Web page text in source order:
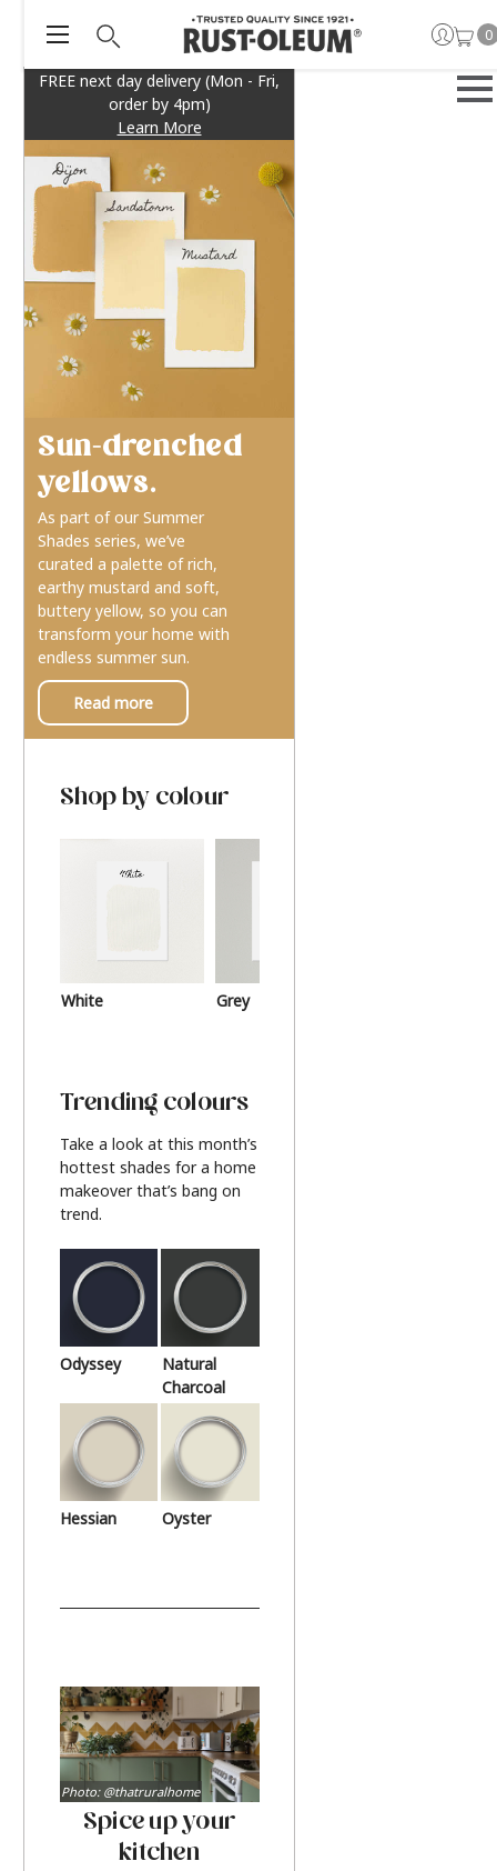
FREE next day delivery (Mon - Fri,
order by 4pm)
Learn More
0
Sun-drenched
yellows.
As part of our Summer
Shades series, we’ve
curated a palette of rich,
earthy mustard and soft,
buttery yellow, so you can
transform your home with
endless summer sun.
Read more
Shop by colour
White Grey
Trending colours
Take a look at this month’s
hottest shades for a home
makeover that’s bang on
trend.
Odyssey
Natural
Charcoal
Hessian Oyster
Spice up your
kitchen
Photo: @thatruralhome